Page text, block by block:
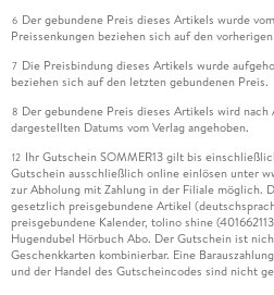
6 Der gebundene Preis dieses Artikels wurde
Preissenkungen beziehen sich auf den
7 Die Preisbindung dieses Artikels wurde
beziehen sich auf den letzten gebundenen Preis.
8 Der gebundene Preis dieses Artikels wird
dargestellten Datums vom Verlag angehoben.
12 Ihr Gutschein SOMMER13 gilt bis
Gutschein ausschließlich online einlösen unter
zur Abholung mit Zahlung in der Filiale möglich.
gesetzlich preisgebundene Artikel
preisgebundene Kalender, tolino shine
Hugendubel Hörbuch Abo. Der Gutschein ist
Geschenkkarten kombinierbar. Eine
und der Handel des Gutscheincodes sind nicht